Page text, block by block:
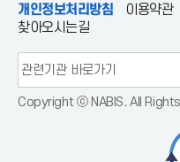
개인정보처리방침 이용약관
찾아오시는길
관
련
관
바
Copyright ⓒ NABIS. All